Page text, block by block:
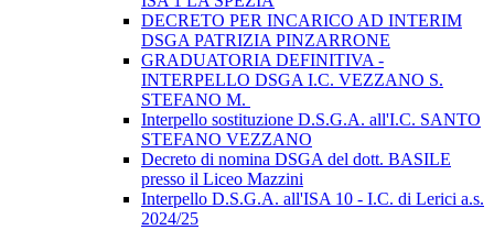
DECRETO PER INCARICO AD INTERIM
DSGA PATRIZIA PINZARRONE
GRADUATORIA DEFINITIVA -
INTERPELLO DSGA I.C. VEZZANO S.
STEFANO M.
Interpello sostituzione D.S.G.A. all'I.C. SANTO
STEFANO VEZZANO
Decreto di nomina DSGA del dott. BASILE
presso il Liceo Mazzini
Interpello D.S.G.A. all'ISA 10 - I.C. di Lerici a.s.
2024/25